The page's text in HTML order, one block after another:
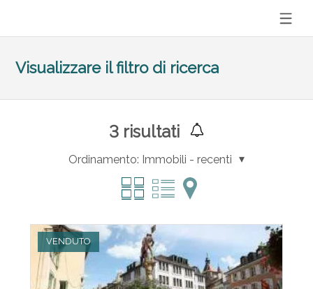
Visualizzare il filtro di ricerca
3risultati
Ordinamento: Immobili - recenti
VENDUTO